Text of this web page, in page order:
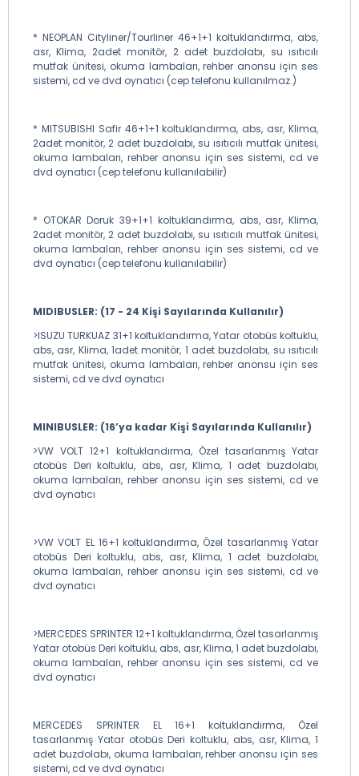
* NEOPLAN Cityliner/Tourliner 46+1+1 koltuklandırma, abs,
asr, Klima, 2adet monitör, 2 adet buzdolabı, su ısıtıcılı
mutfak ünitesi, okuma lambaları, rehber anonsu için ses
sistemi, cd ve dvd oynatıcı (cep telefonu kullanılmaz.)
* MITSUBISHI Safir 46+1+1 koltuklandırma, abs, asr, Klima,
2adet monitör, 2 adet buzdolabı, su ısıtıcılı mutfak ünitesi,
okuma lambaları, rehber anonsu için ses sistemi, cd ve
dvd oynatıcı (cep telefonu kullanılabilir)
* OTOKAR Doruk 39+1+1 koltuklandırma, abs, asr, Klima,
2adet monitör, 2 adet buzdolabı, su ısıtıcılı mutfak ünitesi,
okuma lambaları, rehber anonsu için ses sistemi, cd ve
dvd oynatıcı (cep telefonu kullanılabilir)
MIDIBUSLER: (17 - 24 Kişi Sayılarında Kullanılır)
>ISUZU TURKUAZ 31+1 koltuklandırma, Yatar otobüs koltuklu,
abs, asr, Klima, 1adet monitör, 1 adet buzdolabı, su ısıtıcılı
mutfak ünitesi, okuma lambaları, rehber anonsu için ses
sistemi, cd ve dvd oynatıcı
MINIBUSLER: (16’ya kadar Kişi Sayılarında Kullanılır)
>VW VOLT 12+1 koltuklandırma, Özel tasarlanmış Yatar
otobüs Deri koltuklu, abs, asr, Klima, 1 adet buzdolabı,
okuma lambaları, rehber anonsu için ses sistemi, cd ve
dvd oynatıcı
>VW VOLT EL 16+1 koltuklandırma, Özel tasarlanmış Yatar
otobüs Deri koltuklu, abs, asr, Klima, 1 adet buzdolabı,
okuma lambaları, rehber anonsu için ses sistemi, cd ve
dvd oynatıcı
>MERCEDES SPRINTER 12+1 koltuklandırma, Özel tasarlanmış
Yatar otobüs Deri koltuklu, abs, asr, Klima, 1 adet buzdolabı,
okuma lambaları, rehber anonsu için ses sistemi, cd ve
dvd oynatıcı
MERCEDES SPRINTER EL 16+1 koltuklandırma, Özel
tasarlanmış Yatar otobüs Deri koltuklu, abs, asr, Klima, 1
adet buzdolabı, okuma lambaları, rehber anonsu için ses
sistemi, cd ve dvd oynatıcı